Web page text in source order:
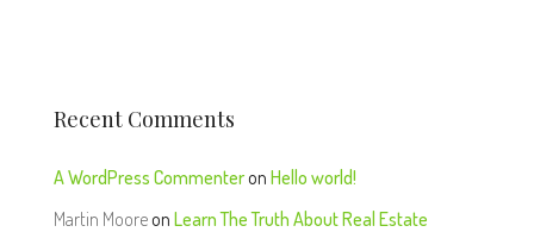
Recent Comments
A WordPress Commenteron Hello world!
Martin Mooreon Learn The Truth About Real Estate